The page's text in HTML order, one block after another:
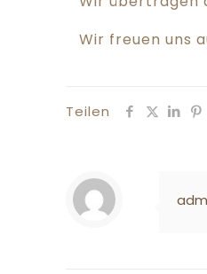
Wir freuen uns
Teilen